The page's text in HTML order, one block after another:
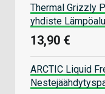
Thermal Grizzly
yhdiste
13,90 €
ARCTIC Liquid